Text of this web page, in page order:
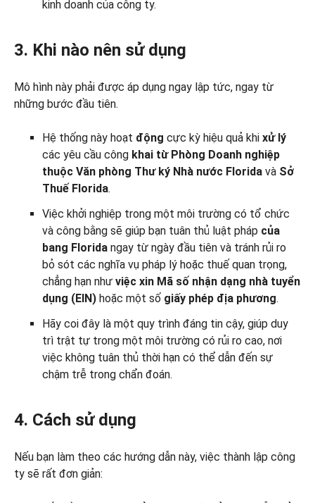
kinh doanh của công ty.
3. Khi nào nên sử dụng
Mô hình này phải được áp dụng ngay lập tức, ngay từ
những bước đầu tiên.
Hệ thống này hoạt động cực kỳ hiệu quả khi xử lý
các yêu cầu công khai từ Phòng Doanh nghiệp
thuộc Văn phòng Thư ký Nhà nước Florida và Sở
Thuế Florida.
Việc khởi nghiệp trong một môi trường có tổ chức
và công bằng sẽ giúp bạn tuân thủ luật pháp của
bang Florida ngay từ ngày đầu tiên và tránh rủi ro
bỏ sót các nghĩa vụ pháp lý hoặc thuế quan trọng,
chẳng hạn như việc xin Mã số nhận dạng nhà tuyển
dụng (EIN) hoặc một số giấy phép địa phương.
Hãy coi đây là một quy trình đáng tin cậy, giúp duy
trì trật tự trong một môi trường có rủi ro cao, nơi
việc không tuân thủ thời hạn có thể dẫn đến sự
chậm trễ trong chẩn đoán.
4. Cách sử dụng
Nếu bạn làm theo các hướng dẫn này, việc thành lập công
ty sẽ rất đơn giản: